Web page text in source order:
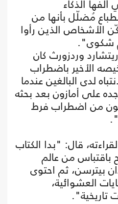
الذكاء
مُضلّل بأنها من
الأشخاص الذين رأوا
شكوى".
وردزورث كان
الأخير باضطراب
لدى البالغين عندما
على أمازون بعد بحثه
من اضطراب فرط
قال: "بدا الكتاب
باقتباس من عالم
بيترسن، ثم احتوى
العشوائية،
تاريخية".